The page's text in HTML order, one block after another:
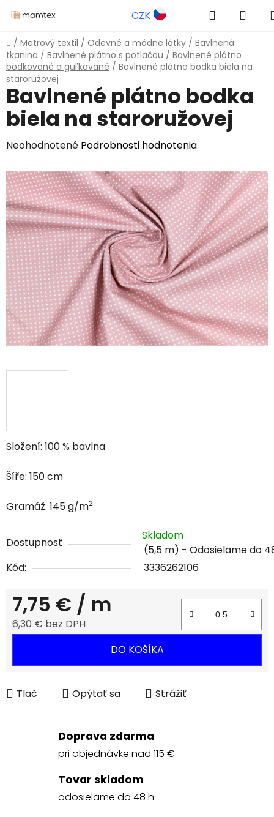
na
obsah
CZK Hľadať
Domov
/ Metrový textil / Odevné a módne látky / Bavlnená
tkanina / Bavlnené plátno s potlačou / Bavlnené plátno
bodkované a guľkované / Bavlnené plátno bodka biela na
staroružovej
Složení: 100 % bavlna
Šíře: 150 cm
Gramáž: 145 g/m2
Dostupnosť
Skladom
(5,5 m)
Kód:
3336262106
7,75 € / m
6,30 € bez DPH
DO KOŠÍKA
Tlač Opýtať sa Strážiť
Bavlnené plátno bodka
biela na staroružovej
Priemerné
produktu
je
0,0
z
5
hviezdičiek.
Neohodnotené Podrobnosti hodnotenia
Doprava zdarma
pri objednávke nad 115 €
Tovar skladom
odosielame do 48 h.